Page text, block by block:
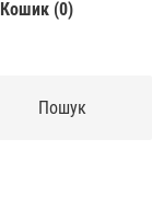
Кошик (0)